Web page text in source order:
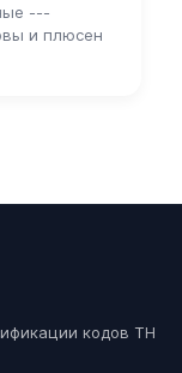
---
и плюсен
кодов ТН